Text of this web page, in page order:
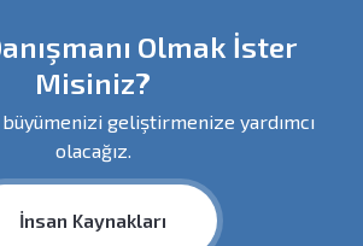
Olmak İster
Misiniz?
geliştirmenize yardımcı
olacağız.
İnsan Kaynakları